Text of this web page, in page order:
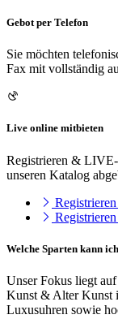
Gebot per Telefon
Sie möchten
Fax mit vollständig
Live online mitbieten
Registrieren & LIVE-
unseren Katalog
Welche Sparten kann
Unser Fokus liegt
Kunst & Alter Kunst
Luxusuhren sowie